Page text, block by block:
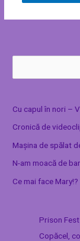
Cu capul în nori –
Cronică de
Mașina de spălat
N-am moacă de
Ce mai face
Prison
Copăcel,